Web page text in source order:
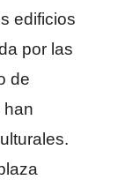
edificios
por las
de
han